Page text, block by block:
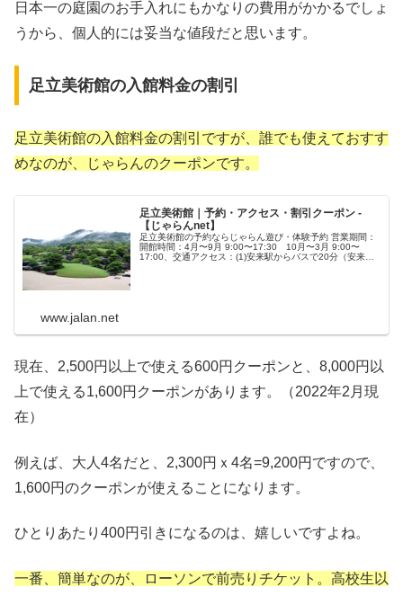
日本一の庭園のお手入れにもかなりの費用がかかるでしょ
うから、個人的には妥当な値段だと思います。
足立美術館の入館料金の割引
足立美術館の入館料金の割引ですが、誰でも使えておすす
めなのが、じゃらんのクーポンです。
足立美術館｜予約・アクセス・割引クーポン -
【じゃらんnet】
足立美術館の予約ならじゃらん遊び・体験予約 営業期間：
開館時間：4月〜9月 9:00〜17:30 10月〜3月 9:00〜
17:00、交通アクセス：(1)安来駅からバスで20分（安来駅-
www.jalan.net
現在、2,500円以上で使える600円クーポンと、8,000円以
上で使える1,600円クーポンがあります。（2022年2月現
在）
例えば、大人4名だと、2,300円ｘ4名=9,200円ですので、
1,600円のクーポンが使えることになります。
ひとりあたり400円引きになるのは、嬉しいですよね。
一番、簡単なのが、ローソンで前売りチケット。高校生以